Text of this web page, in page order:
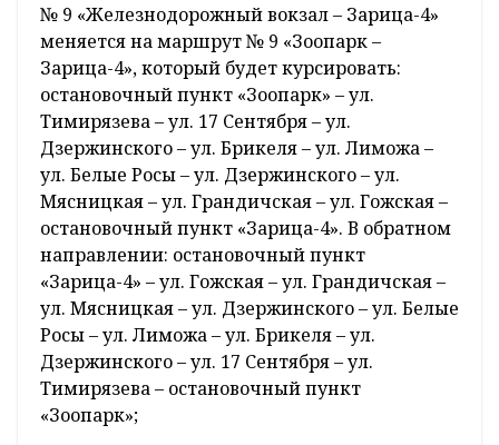
№ 9 «Железнодорожный вокзал – Зарица-4»
меняется на маршрут № 9 «Зоопарк –
Зарица-4», который будет курсировать:
остановочный пункт «Зоопарк» – ул.
Тимирязева – ул. 17 Сентября – ул.
Дзержинского – ул. Брикеля – ул. Лиможа –
ул. Белые Росы – ул. Дзержинского – ул.
Мясницкая – ул. Грандичская – ул. Гожская –
остановочный пункт «Зарица-4». В обратном
направлении: остановочный пункт
«Зарица-4» – ул. Гожская – ул. Грандичская –
ул. Мясницкая – ул. Дзержинского – ул. Белые
Росы – ул. Лиможа – ул. Брикеля – ул.
Дзержинского – ул. 17 Сентября – ул.
Тимирязева – остановочный пункт
«Зоопарк»;